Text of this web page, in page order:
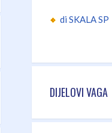
di SKALA SP
DIJELOVI VAGA